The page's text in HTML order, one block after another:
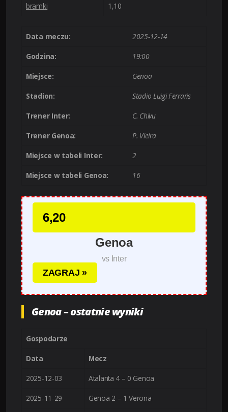
bramki
1,10
Data meczu: 2025-12-14
Godzina: 19:00
Miejsce: Genoa
Stadion: Stadio Luigi Ferraris
Trener Inter: C. Chivu
Trener Genoa: P. Vieira
Miejsce w tabeli Inter: 2
Miejsce w tabeli Genoa: 16
6,20
Genoa
vs Inter
ZAGRAJ »
Genoa – ostatnie wyniki
Gospodarze
Data Mecz
2025-12-03 Atalanta 4 – 0 Genoa
2025-11-29 Genoa 2 – 1 Verona